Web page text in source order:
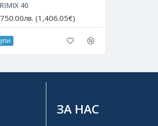
40
(1,406.05€)
ЗА НАС